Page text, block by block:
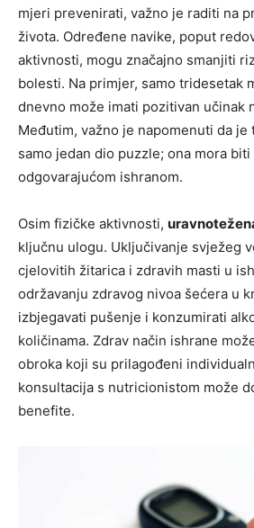
mjeri prevenirati, važno je raditi na
života. Određene navike, poput
aktivnosti, mogu značajno smanjiti
bolesti. Na primjer, samo tridesetak
dnevno može imati pozitivan učinak
Međutim, važno je napomenuti da
samo jedan dio puzzle; ona mora
odgovarajućom ishranom.
Osim fizičke aktivnosti,
ključnu ulogu. Uključivanje svježeg
cjelovitih žitarica i zdravih masti u
održavanju zdravog nivoa šećera u
izbjegavati pušenje i konzumirati
količinama. Zdrav način ishrane
obroka koji su prilagođeni
konsultacija s nutricionistom može
benefite.